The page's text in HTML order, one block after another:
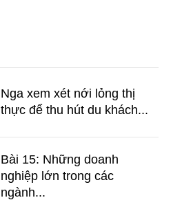
Nga xem xét nới lỏng thị
thực để thu hút du khách...
Bài 15: Những doanh
nghiệp lớn trong các
ngành...